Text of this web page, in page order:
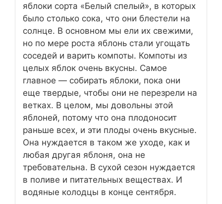
яблоки сорта «Белый спелый», в которых
было столько сока, что они блестели на
солнце. В основном мы ели их свежими,
но по мере роста яблонь стали угощать
соседей и варить компоты. Компоты из
целых яблок очень вкусны. Самое
главное — собирать яблоки, пока они
еще твердые, чтобы они не перезрели на
ветках. В целом, мы довольны этой
яблоней, потому что она плодоносит
раньше всех, и эти плоды очень вкусные.
Она нуждается в таком же уходе, как и
любая другая яблоня, она не
требовательна. В сухой сезон нуждается
в поливе и питательных веществах. И
водяные колодцы в конце сентября.